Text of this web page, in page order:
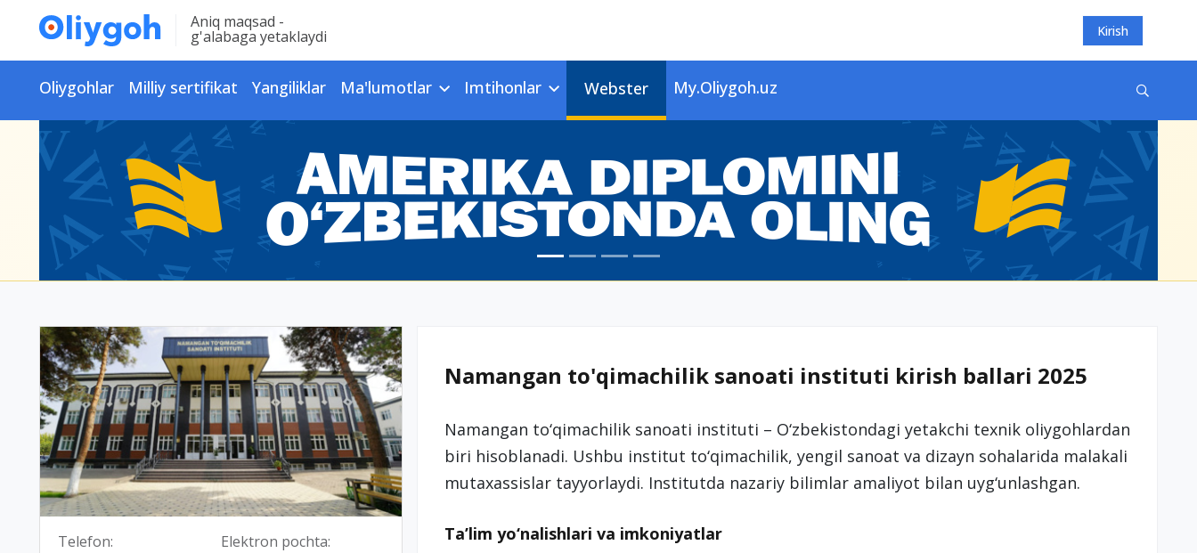
Aniq maqsad -
g'alabaga yetaklaydi Kirish
Oliygohlar Milliy sertifikat Yangiliklar Ma'lumotlar Imtihonlar Webster My.Oliygoh.uz
Telefon:
Elektron pochta:
Namangan to'qimachilik sanoati instituti kirish ballari 2025
Namangan to‘qimachilik sanoati instituti – O‘zbekistondagi yetakchi texnik oliygohlardan
biri hisoblanadi. Ushbu institut to‘qimachilik, yengil sanoat va dizayn sohalarida malakali
mutaxassislar tayyorlaydi. Institutda nazariy bilimlar amaliyot bilan uyg‘unlashgan.
Ta’lim yo‘nalishlari va imkoniyatlar